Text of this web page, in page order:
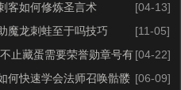
客如何修炼圣言术
[04-13]
魔龙刺蛙至于吗技巧
[11-05]
止藏蛋需要荣誉勋章号有[04-22]
何快速学会法师召唤骷髅 [06-09]